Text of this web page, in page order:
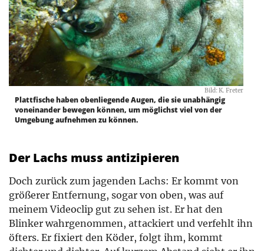
Bild: K. Freter
Plattfische haben obenliegende Augen, die sie unabhängig
voneinander bewegen können, um möglichst viel von der
Umgebung aufnehmen zu können.
Der Lachs muss antizipieren
Doch zurück zum jagenden Lachs: Er kommt von
größerer Entfernung, sogar von oben, was auf
meinem Videoclip gut zu sehen ist. Er hat den
Blinker wahrgenommen, attackiert und verfehlt ihn
öfters. Er fixiert den Köder, folgt ihm, kommt